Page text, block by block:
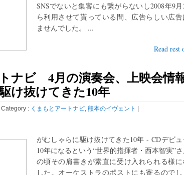
SNSでないと集客にも繋がらないし2008年9
ら利用させて貰っている間、広告らしい広告
ませんでした。 ...
Read rest
ナビ 4月の演奏会、上映会情
け抜けてきた10年
Category : くまもとアートナビ, 熊本のイヴェント
がむしゃらに駆け抜けてきた10年 - CDデビ
10年になるという“世界的指揮者・西本智実”
の頃その肩書きが素直に受け入れられる様に
した。オーケストラのポストにも寄るので